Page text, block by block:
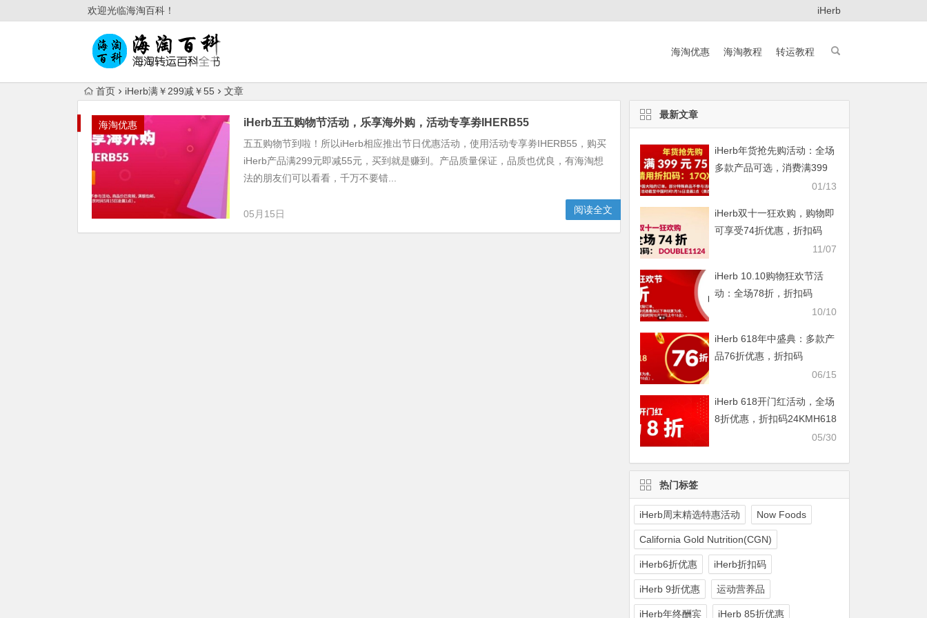
欢迎光临海淘百科！ iHerb
海淘优惠 海淘教程 转运教程
首页 iHerb满￥299减￥55 文章
海淘优惠 iHerb五五购物节活动，乐享海外购，活动专享劵IHERB55
五五购物节到啦！所以iHerb相应推出节日优惠活动，使用活动专享劵IHERB55，购买
iHerb产品满299元即减55元，买到就是赚到。产品质量保证，品质也优良，有海淘想
法的朋友们可以看看，千万不要错...
05月15日 阅读全文
最新文章
iHerb年货抢先购活动：全场
多款产品可选，消费满399
01/13
iHerb双十一狂欢购，购物即
可享受74折优惠，折扣码
11/07
iHerb 10.10购物狂欢节活
动：全场78折，折扣码
10/10
iHerb 618年中盛典：多款产
品76折优惠，折扣码
06/15
iHerb 618开门红活动，全场
8折优惠，折扣码24KMH618
05/30
热门标签
iHerb周末精选特惠活动 Now Foods
California Gold Nutrition(CGN)
iHerb6折优惠 iHerb折扣码
iHerb 9折优惠 运动营养品
iHerb年终酬宾 iHerb 85折优惠